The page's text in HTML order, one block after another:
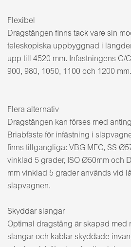
Flexibel
Dragstången finns tack vare sin
teleskopiska uppbyggnad i
upp till 4520 mm. Infästningens C/
900, 980, 1050, 1100 och 1200 mm.
Flera alternativ
Dragstången kan förses med
Briabfäste för infästning i
finns tillgängliga: VBG MFC, SS
vinklad 5 grader, ISO Ø50mm och
mm vinklad 5 grader används vid
släpvagnen.
Skyddar slangar
Optimal dragstång är skapad med
slangar och kablar skyddade